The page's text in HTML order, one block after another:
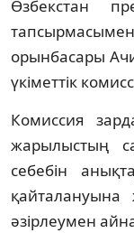
Өзбекстан
орынбасары
үкіметтік
Комиссия
жарылыстың
себебін
әзірлеумен